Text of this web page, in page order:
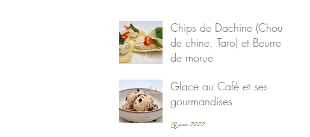
Chips de Dachine (Chou
de chine, Taro) et Beurre
de morue
19 juin 2022
Glace au Café et ses
gourmandises
19 juin 2022